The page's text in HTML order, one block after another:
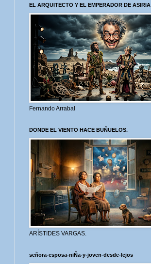
EL ARQUITECTO Y EL EMPERADOR DE ASIRIA
Fernando Arrabal
DONDE EL VIENTO HACE BUÑUELOS.
ARÍSTIDES VARGAS.
señora-esposa-niÑa-y-joven-desde-lejos